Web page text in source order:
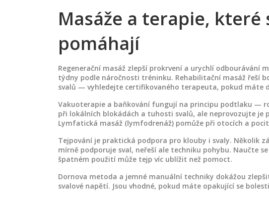
Masáže a terapie, které
pomáhají
Regenerační masáž zlepší prokrvení a urychlí odbourávání
týdny podle náročnosti tréninku. Rehabilitační masáž řeší
svalů — vyhledejte certifikovaného terapeuta, pokud máte
Vakuoterapie a baňkování fungují na principu podtlaku —
při lokálních blokádách a tuhosti svalů, ale neprovozujte je
Lymfatická masáž (lymfodrenáž) pomůže při otocích a
Tejpování je praktická podpora pro klouby i svaly. Několik
mírně podporuje sval, neřeší ale techniku pohybu. Naučte
špatném použití může tejp víc ublížit než pomoct.
Dornova metoda a jemné manuální techniky dokážou
svalové napětí. Jsou vhodné, pokud máte opakující se